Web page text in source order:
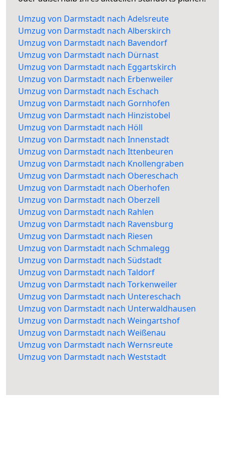
Umzug von Darmstadt nach Adelsreute
Umzug von Darmstadt nach Alberskirch
Umzug von Darmstadt nach Bavendorf
Umzug von Darmstadt nach Dürnast
Umzug von Darmstadt nach Eggartskirch
Umzug von Darmstadt nach Erbenweiler
Umzug von Darmstadt nach Eschach
Umzug von Darmstadt nach Gornhofen
Umzug von Darmstadt nach Hinzistobel
Umzug von Darmstadt nach Höll
Umzug von Darmstadt nach Innenstadt
Umzug von Darmstadt nach Ittenbeuren
Umzug von Darmstadt nach Knollengraben
Umzug von Darmstadt nach Obereschach
Umzug von Darmstadt nach Oberhofen
Umzug von Darmstadt nach Oberzell
Umzug von Darmstadt nach Rahlen
Umzug von Darmstadt nach Ravensburg
Umzug von Darmstadt nach Riesen
Umzug von Darmstadt nach Schmalegg
Umzug von Darmstadt nach Südstadt
Umzug von Darmstadt nach Taldorf
Umzug von Darmstadt nach Torkenweiler
Umzug von Darmstadt nach Untereschach
Umzug von Darmstadt nach Unterwaldhausen
Umzug von Darmstadt nach Weingartshof
Umzug von Darmstadt nach Weißenau
Umzug von Darmstadt nach Wernsreute
Umzug von Darmstadt nach Weststadt